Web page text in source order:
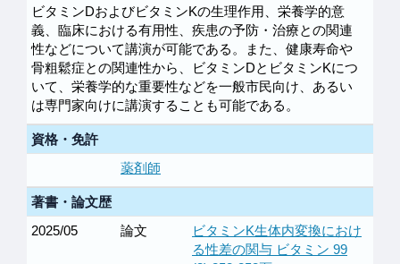
ビタミンDおよびビタミンKの生理作用、栄養学的意
義、臨床における有用性、疾患の予防・治療との関連
性などについて講演が可能である。また、健康寿命や
骨粗鬆症との関連性から、ビタミンDとビタミンKにつ
いて、栄養学的な重要性などを一般市民向け、あるい
は専門家向けに講演することも可能である。
資格・免許
薬剤師
著書・論文歴
2025/05
論文
ビタミンK生体内変換におけ
る性差の関与 ビタミン 99